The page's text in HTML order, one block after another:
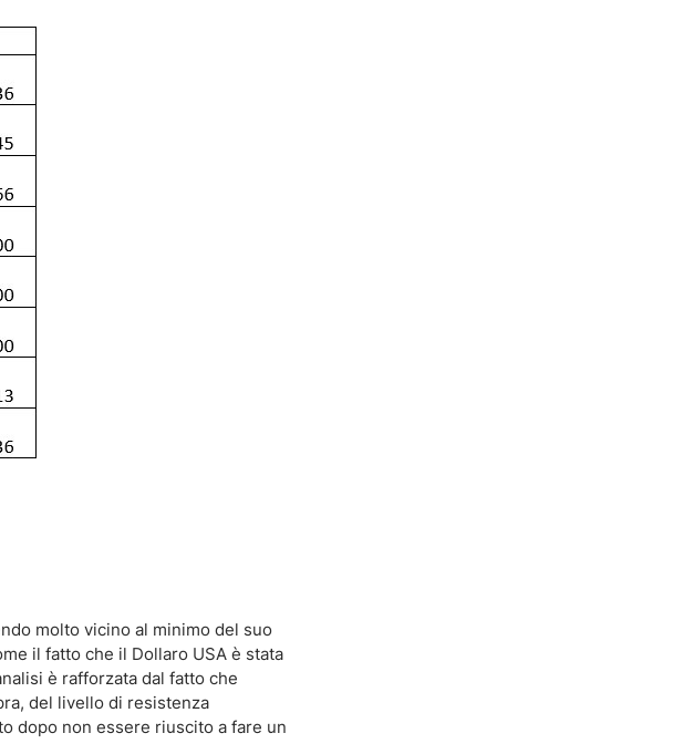
molto vicino al minimo del suo
il fatto che il Dollaro USA è stata
è rafforzata dal fatto che
del livello di resistenza
dopo non essere riuscito a fare un